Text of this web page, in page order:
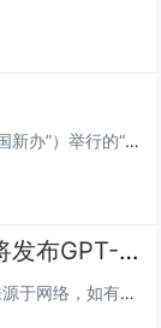
9月22日，在国务院新闻办公室（以下简称“国新办”）举行的“高质量完成‘十四五’规划”系列主题新闻发布会上，国家金融监督管理总局局长李云泽介绍，国家金融监督管理总局（以下简称“金融监管总局”）牵头建立城市房地产融资协调机制，“白名单”项...
OpenAI宣布周五凌晨直播，暗示将发布GPT-5；谷歌Gemini新增“引导式学习”工具丨全球科技早参
每经记者｜岳楚鹏 每经编辑｜兰素英 图片来源于网络，如有侵权，请联系删除 ｜2025年8月7日 星期四｜图片来源于网络，如有侵权，请联系删...